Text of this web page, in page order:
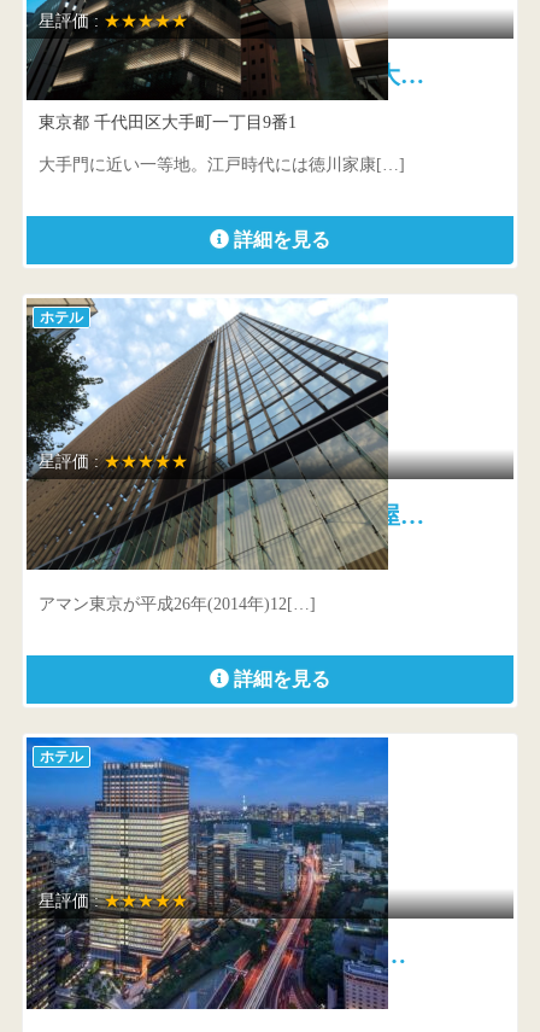
星評価 : ★★★★★
星のや東京 塔の日本旅館 大…
東京都 千代田区大手町一丁目9番1
大手門に近い一等地。江戸時代には徳川家康[…]
詳細を見る
ホテル
星評価 :★★★★★
アマン東京 伝統的な日本家屋…
東京都千代田区大手町1-5-6 大手町タワー
アマン東京が平成26年(2014年)12[…]
詳細を見る
ホテル
星評価 :★★★★★
ザ・プリンスギャラリー 東京紀…
東京都 千代田区紀尾井町1-2